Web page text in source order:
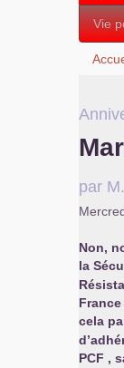
Vie
par
Non,
la
cela
PCF ,